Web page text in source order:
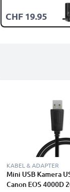
CHF 19.95
KABEL & ADAPTER
Mini USB Kamera
Canon EOS 4000D